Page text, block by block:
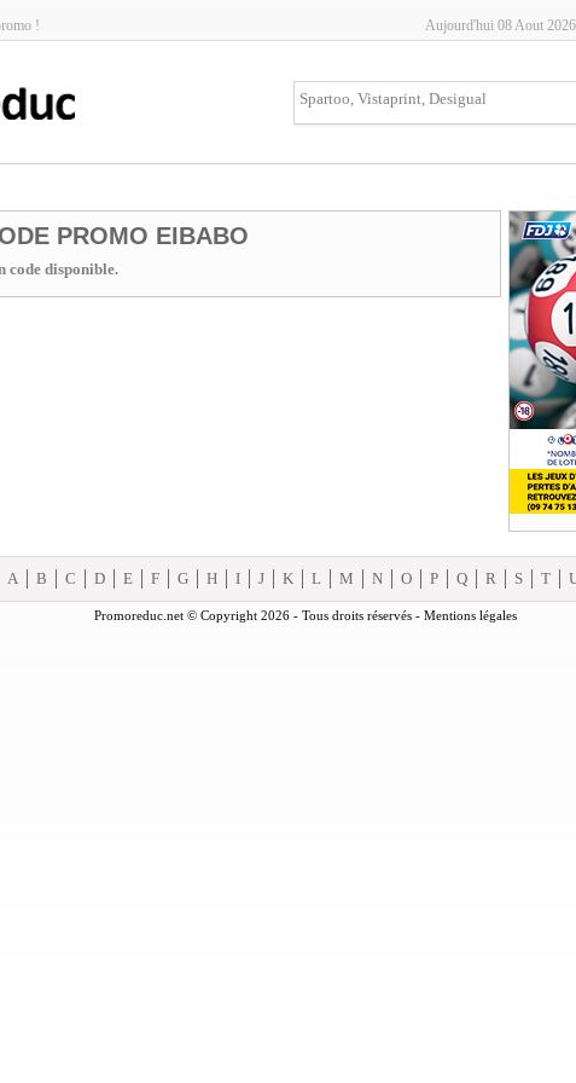
! Aujourd'hui 08 Aout
PROMO EIBABO
code disponible.
A B C D E F G H I J K L M N O P Q R S T
Promoreduc.net © Copyright 2026 - Tous droits réservés - Mentions légales